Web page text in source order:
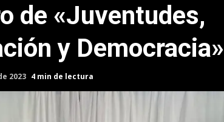
de «Juventudes,
y Democracia»
2023 4 min de lectura